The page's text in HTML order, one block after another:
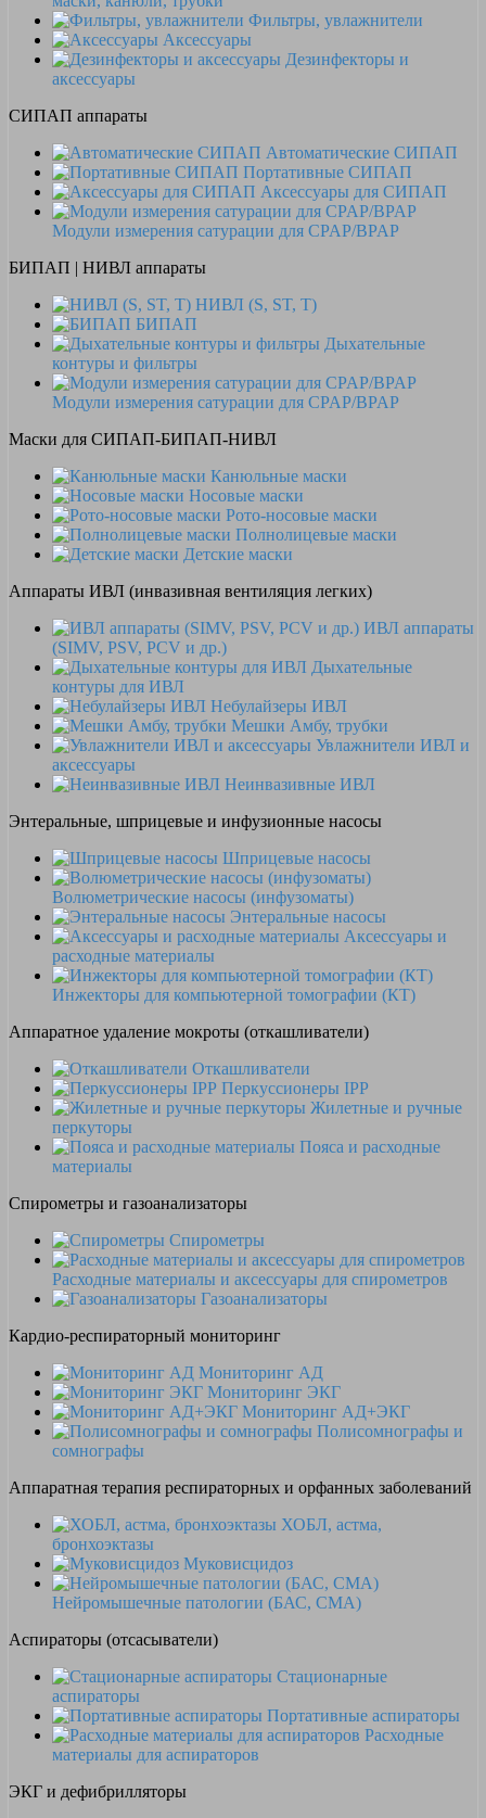
Фильтры, увлажнители
Аксессуары
Дезинфекторы и
аксессуары
СИПАП аппараты
Автоматические СИПАП
Портативные СИПАП
Аксессуары для СИПАП
Модули измерения сатурации для CPAP/BPAP
БИПАП | НИВЛ аппараты
НИВЛ (S, ST, T)
БИПАП
Дыхательные
контуры и фильтры
Модули измерения сатурации для CPAP/BPAP
Маски для СИПАП-БИПАП-НИВЛ
Канюльные маски
Носовые маски
Рото-носовые маски
Полнолицевые маски
Детские маски
Аппараты ИВЛ (инвазивная вентиляция легких)
ИВЛ аппараты
(SIMV, PSV, PCV и др.)
Дыхательные
контуры для ИВЛ
Небулайзеры ИВЛ
Мешки Амбу, трубки
Увлажнители ИВЛ и
аксессуары
Неинвазивные ИВЛ
Энтеральные, шприцевые и инфузионные насосы
Шприцевые насосы
Волюметрические насосы (инфузоматы)
Энтеральные насосы
Аксессуары и
расходные материалы
Инжекторы для компьютерной томографии (КТ)
Аппаратное удаление мокроты (откашливатели)
Откашливатели
Перкуссионеры IPP
Жилетные и ручные
перкуторы
Пояса и расходные
материалы
Спирометры и газоанализаторы
Спирометры
Расходные материалы и аксессуары для спирометров
Газоанализаторы
Кардио-респираторный мониторинг
Мониторинг АД
Мониторинг ЭКГ
Мониторинг АД+ЭКГ
Полисомнографы и
сомнографы
Аппаратная терапия респираторных и орфанных заболеваний
ХОБЛ, астма,
бронхоэктазы
Муковисцидоз
Нейромышечные патологии (БАС, СМА)
Аспираторы (отсасыватели)
Стационарные
аспираторы
Портативные аспираторы
Расходные
материалы для аспираторов
ЭКГ и дефибрилляторы